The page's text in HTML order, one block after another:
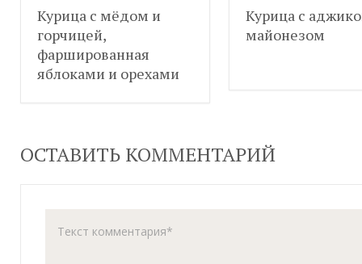
Курица с мёдом и
горчицей,
фаршированная
яблоками и орехами
Курица с
майонезом
ОСТАВИТЬ КОММЕНТАРИЙ